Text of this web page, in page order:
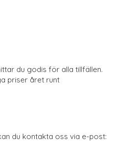
du godis för alla tillfällen.
priser året runt
du kontakta oss via e-post: